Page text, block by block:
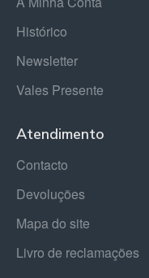
Histórico
Newsletter
Vales Presente
Atendimento
Contacto
Devoluções
Mapa do site
Livro de reclamações